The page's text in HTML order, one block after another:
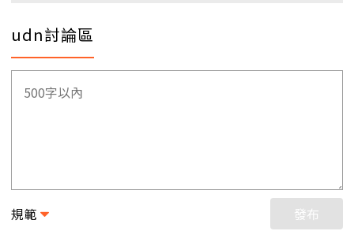
udn討論區
規範 發布